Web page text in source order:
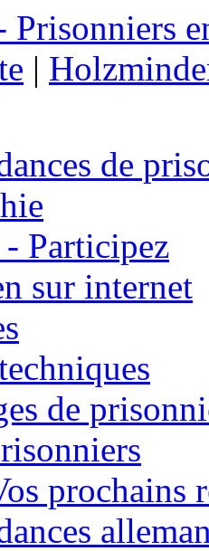
Prisonniers
|
de
Participez
sur internet
de
prochains